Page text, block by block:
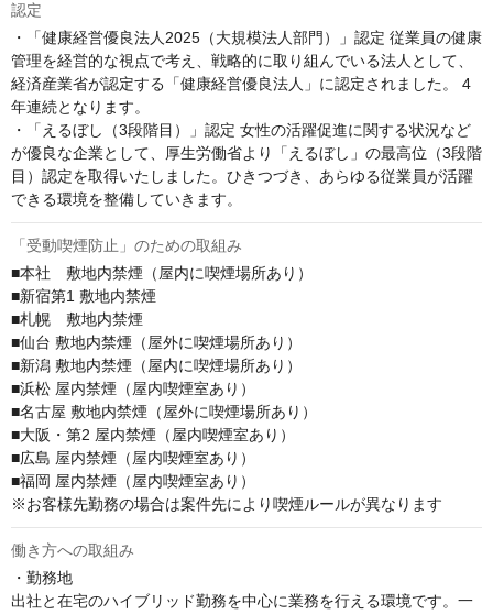
認定
・「健康経営優良法人2025（大規模法人部門）」認定 従業員の健康
管理を経営的な視点で考え、戦略的に取り組んでいる法人として、
経済産業省が認定する「健康経営優良法人」に認定されました。 4
年連続となります。
・「えるぼし（3段階目）」認定 女性の活躍促進に関する状況など
が優良な企業として、厚生労働省より「えるぼし」の最高位（3段階
目）認定を取得いたしました。ひきつづき、あらゆる従業員が活躍
できる環境を整備していきます。
「受動喫煙防止」のための取組み
■本社　敷地内禁煙（屋内に喫煙場所あり）
■新宿第1 敷地内禁煙
■札幌　敷地内禁煙
■仙台 敷地内禁煙（屋外に喫煙場所あり）
■新潟 敷地内禁煙（屋内に喫煙場所あり）
■浜松 屋内禁煙（屋内喫煙室あり）
■名古屋 敷地内禁煙（屋外に喫煙場所あり）
■大阪・第2 屋内禁煙（屋内喫煙室あり）
■広島 屋内禁煙（屋内喫煙室あり）
■福岡 屋内禁煙（屋内喫煙室あり）
※お客様先勤務の場合は案件先により喫煙ルールが異なります
働き方への取組み
・勤務地
出社と在宅のハイブリッド勤務を中心に業務を行える環境です。一